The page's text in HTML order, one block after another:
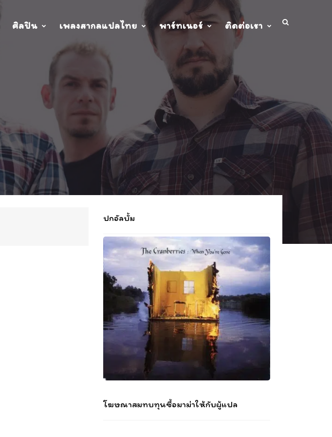
ศิลปิน เพลงสากลแปลไทย พาร์ทเนอร์ ติดต่อเรา
ปกอัลบั้ม
โฆษณาสมทบทุนซื้อมาม่าให้กับผู้แปล